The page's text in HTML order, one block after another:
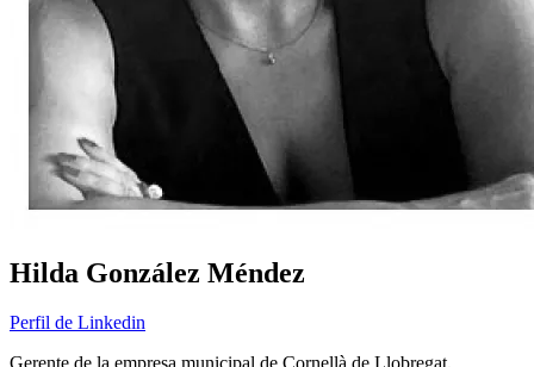
Hilda González Méndez
Perfil de Linkedin